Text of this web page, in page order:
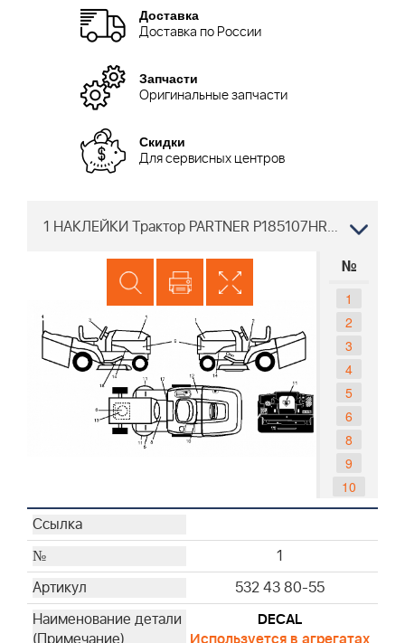
Доставка
Доставка по России
Запчасти
Оригинальные запчасти
Скидки
Для сервисных центров
1 НАКЛЕЙКИ Трактор PARTNER P185107HRB 96061017707 2011-08
№
1
2
3
4
5
6
8
9
10
11
17
1
532 43 80-55
DECAL